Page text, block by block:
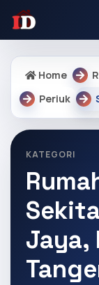
Home
Periuk
KATEGORI
Jaya,